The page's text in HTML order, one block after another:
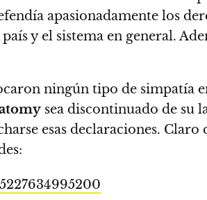
apasionadamente los
y el sistema en general.
ningún tipo de simpatía
sea discontinuado de su
esas declaraciones. Claro